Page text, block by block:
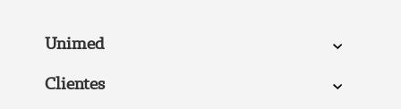
Unimed
Clientes